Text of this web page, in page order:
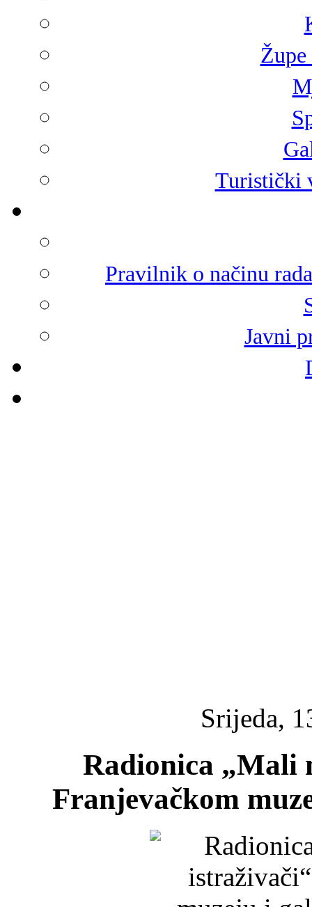
Turistički
Pravilnik o načinu
Javni
Srijeda,
Radionica „Mali
Franjevačkom